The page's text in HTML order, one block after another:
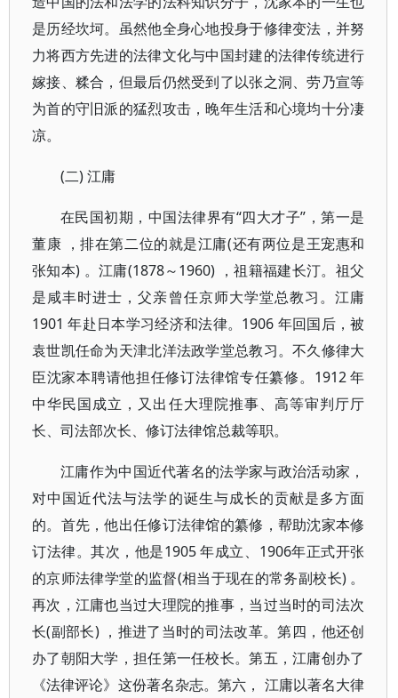
是历经坎坷。虽然他全身心地投身于修律变法，并努
力将西方先进的法律文化与中国封建的法律传统进行
嫁接、糅合，但最后仍然受到了以张之洞、劳乃宣等
为首的守旧派的猛烈攻击，晚年生活和心境均十分凄
凉。
(二) 江庸
在民国初期，中国法律界有“四大才子”，第一是
董康 ，排在第二位的就是江庸(还有两位是王宠惠和
张知本) 。江庸(1878～1960) ，祖籍福建长汀。祖父
是咸丰时进士，父亲曾任京师大学堂总教习。江庸
1901 年赴日本学习经济和法律。1906 年回国后，被
袁世凯任命为天津北洋法政学堂总教习。不久修律大
臣沈家本聘请他担任修订法律馆专任纂修。1912 年
中华民国成立，又出任大理院推事、高等审判厅厅
长、司法部次长、修订法律馆总裁等职。
江庸作为中国近代著名的法学家与政治活动家，
对中国近代法与法学的诞生与成长的贡献是多方面
的。首先，他出任修订法律馆的纂修，帮助沈家本修
订法律。其次，他是1905 年成立、1906年正式开张
的京师法律学堂的监督(相当于现在的常务副校长) 。
再次，江庸也当过大理院的推事，当过当时的司法次
长(副部长) ，推进了当时的司法改革。第四，他还创
办了朝阳大学，担任第一任校长。第五，江庸创办了
《法律评论》这份著名杂志。第六， 江庸以著名大律